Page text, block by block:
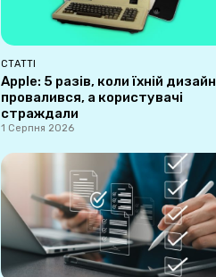
СТАТТІ
Apple: 5 разів, коли їхній дизайн
провалився, а користувачі
страждали
1 Серпня 2026